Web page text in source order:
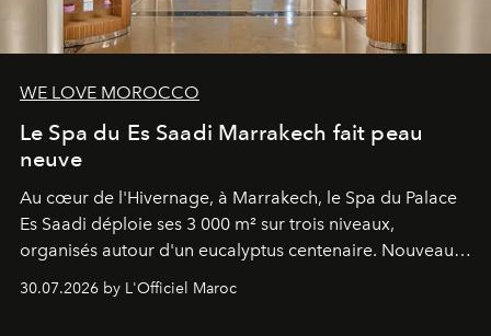
WE LOVE MOROCCO
Le Spa du Es Saadi Marrakech fait peau
neuve
Au cœur de l'Hivernage, à Marrakech, le Spa du Palace
Es Saadi déploie ses 3 000 m² sur trois niveaux,
organisés autour d'un eucalyptus centenaire. Nouveau
Lobby Bien-Être et Beauté, exclusivité mondiale en
neuro-cosmétique, parcours thermal et studio dédié au
30.07.2026 by L'Officiel Maroc